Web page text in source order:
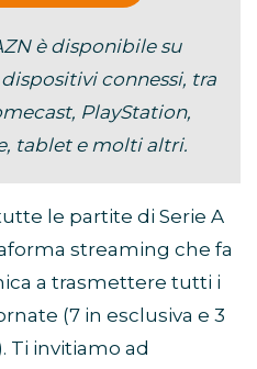
è disponibile su
connessi, tra
PlayStation,
tablet e molti altri.
le partite di Serie A
streaming che fa
a trasmettere tutti i
(7 in esclusiva e 3
Ti invitiamo ad